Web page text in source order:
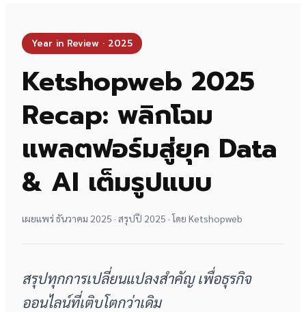
Year in Review · 2025
Ketshopweb 2025
Recap: พลิกโฉม
แพลตฟอร์มสู่ยุค Data
& AI เต็มรูปแบบ
เผยแพร่ ธันวาคม 2025 · สรุปปี 2025 · โดย Ketshopweb
สรุปทุกการเปลี่ยนแปลงสำคัญ เพื่อธุรกิจ
ออนไลน์ที่เติบโตกว่าเดิม